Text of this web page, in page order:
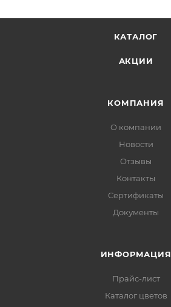
КАТАЛОГ
АКЦИИ
КОМПАНИЯ
О компании
Новости
Отзывы
Контакты
Сертификаты
Документы
ИНФОРМАЦИЯ
Прайс-лист
Каталог цветов